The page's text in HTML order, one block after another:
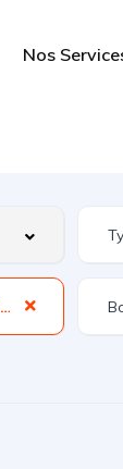
Nos
Volant réglable en profondeur et hauteurNav. 3D